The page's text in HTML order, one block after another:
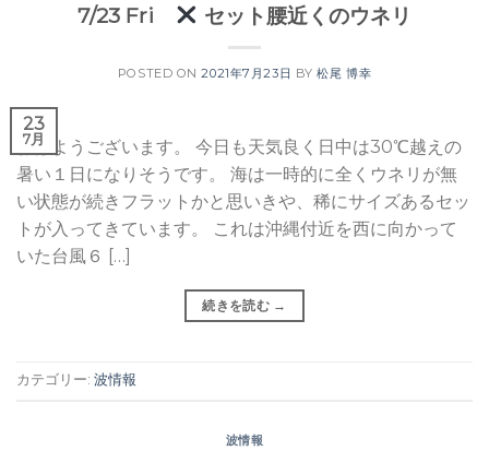
7/23 Fri セット腰近くのウネリ
POSTED ON2021年7月23日 BY松尾 博幸
23
7月
おはようございます。 今日も天気良く日中は30℃越えの
暑い１日になりそうです。 海は一時的に全くウネリが無
い状態が続きフラットかと思いきや、稀にサイズあるセッ
トが入ってきています。 これは沖縄付近を西に向かって
いた台風６ […]
続きを読む →
カテゴリー: 波情報
波情報